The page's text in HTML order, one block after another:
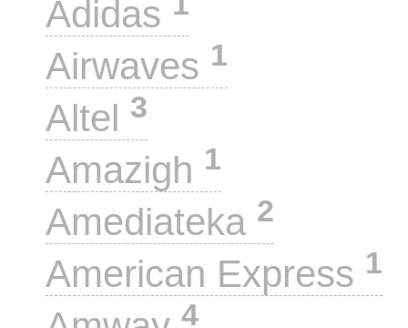
Adidas
Airwaves 1
Altel 3
Amazigh 1
Amediateka 2
American Express 1
4